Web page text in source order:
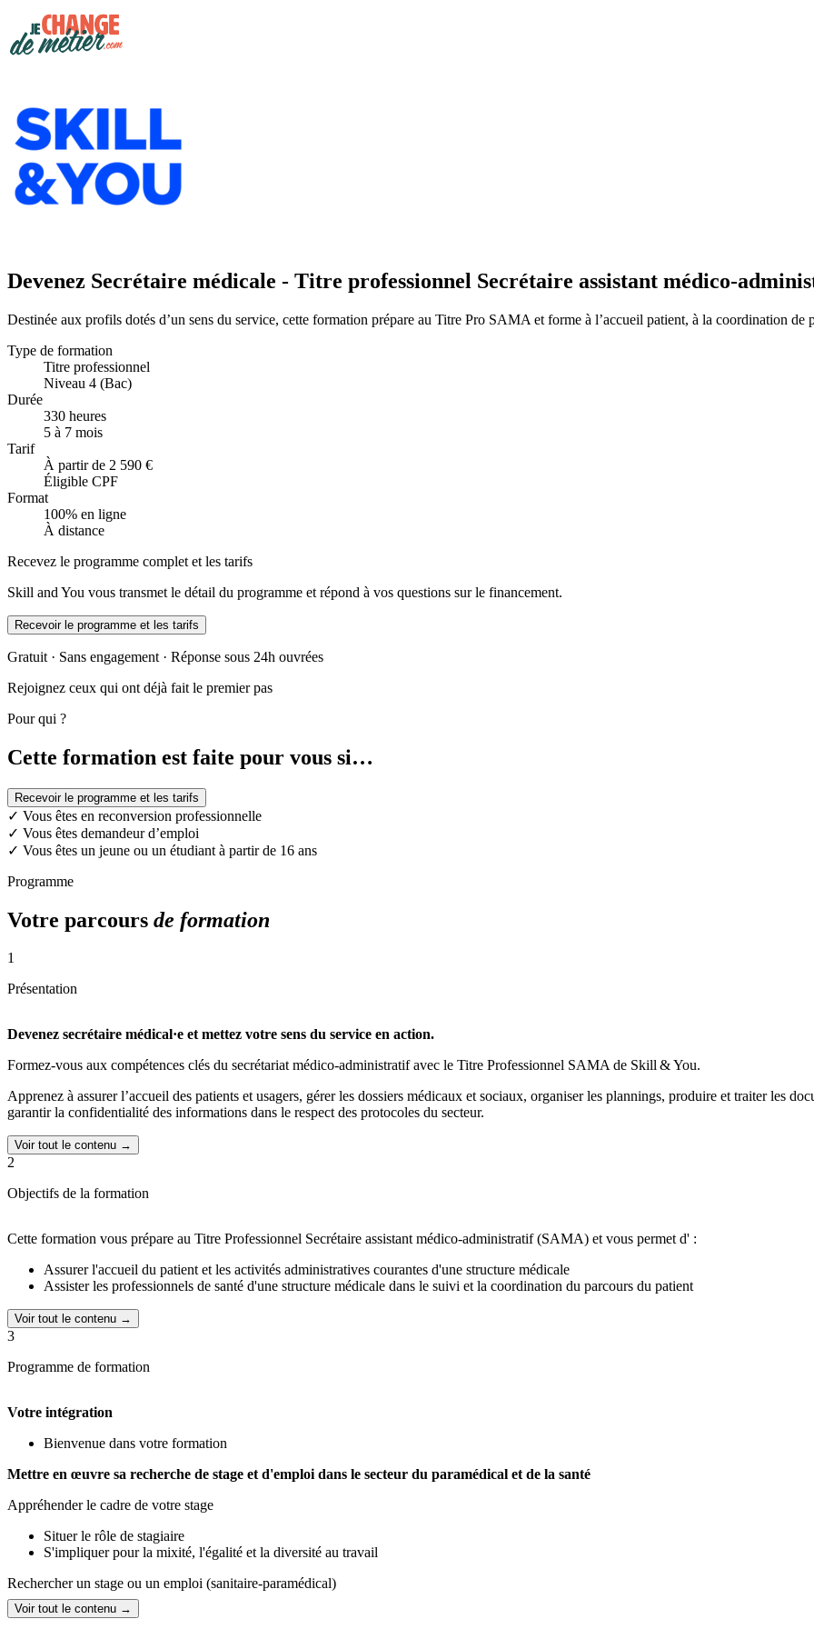
Devenez Secrétaire médicale - Titre professionnel Secrétaire assistant médico-
Destinée aux profils dotés d’un sens du service, cette formation prépare au Titre Pro SAMA et forme à l’accueil patient, à la coordination
Type de formation
Titre professionnel
Niveau 4 (Bac)
Durée
330 heures
5 à 7 mois
Tarif
À partir de 2 590 €
Éligible CPF
Format
100% en ligne
À distance
Recevez le programme complet et les tarifs
Skill and You vous transmet le détail du programme et répond à vos questions sur le financement.
Recevoir le programme et les tarifs
Gratuit · Sans engagement · Réponse sous 24h ouvrées
Rejoignez ceux qui ont déjà fait le premier pas
Pour qui ?
Cette formation est faite pour vous si…
Recevoir le programme et les tarifs
✓ Vous êtes en reconversion professionnelle
✓ Vous êtes demandeur d’emploi
✓ Vous êtes un jeune ou un étudiant à partir de 16 ans
Programme
Votre parcours de formation
1
Présentation
Devenez secrétaire médical·e et mettez votre sens du service en action.
Formez-vous aux compétences clés du secrétariat médico-administratif avec le Titre Professionnel SAMA de Skill & You.
Apprenez à assurer l’accueil des patients et usagers, gérer les dossiers médicaux et sociaux, organiser les plannings, produire et traiter les
garantir la confidentialité des informations dans le respect des protocoles du secteur.
Voir tout le contenu →
2
Objectifs de la formation
Cette formation vous prépare au Titre Professionnel Secrétaire assistant médico-administratif (SAMA) et vous permet d' :
Assurer l'accueil du patient et les activités administratives courantes d'une structure médicale
Assister les professionnels de santé d'une structure médicale dans le suivi et la coordination du parcours du patient
Voir tout le contenu →
3
Programme de formation
Votre intégration
Bienvenue dans votre formation
Mettre en œuvre sa recherche de stage et d'emploi dans le secteur du paramédical et de la santé
Appréhender le cadre de votre stage
Situer le rôle de stagiaire
S'impliquer pour la mixité, l'égalité et la diversité au travail
Rechercher un stage ou un emploi (sanitaire-paramédical)
Définir son projet professionnel et commencer ses recherches
Voir tout le contenu →